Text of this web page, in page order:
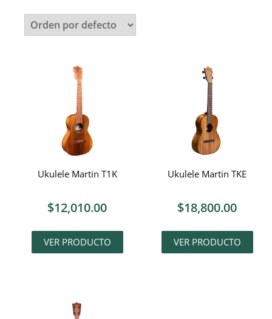
Ukulele Martin T1K
$12,010.00
VER PRODUCTO
Ukulele Martin TKE
$18,800.00
VER PRODUCTO